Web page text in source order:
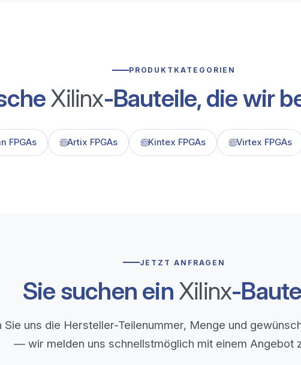
PRODUKTKATEGORIEN
Xilinx-Bauteile, die wir
FPGAs Artix FPGAs Kintex FPGAs Virtex FPGAs
JETZT ANFRAGEN
Sie suchen ein Xilinx-
Sie uns die Hersteller-Teilenummer, Menge und
— wir melden uns schnellstmöglich mit einem Angebot